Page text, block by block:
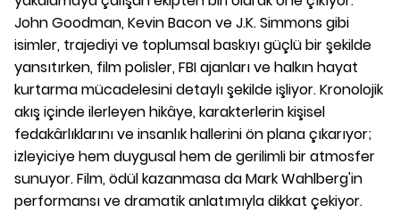
John Goodman, Kevin Bacon ve J.K. Simmons gibi
isimler, trajediyi ve toplumsal baskıyı güçlü bir şekilde
yansıtırken, film polisler, FBI ajanları ve halkın hayat
kurtarma mücadelesini detaylı şekilde işliyor. Kronolojik
akış içinde ilerleyen hikâye, karakterlerin kişisel
fedakârlıklarını ve insanlık hallerini ön plana çıkarıyor;
izleyiciye hem duygusal hem de gerilimli bir atmosfer
sunuyor. Film, ödül kazanmasa da Mark Wahlberg'in
performansı ve dramatik anlatımıyla dikkat çekiyor.